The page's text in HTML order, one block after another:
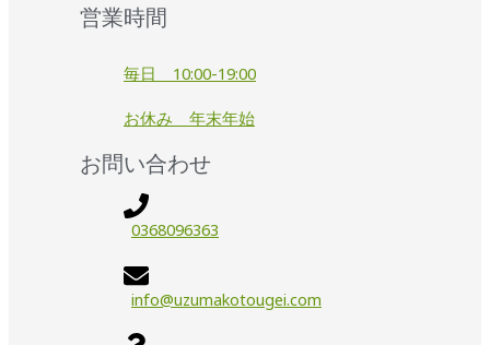
営業時間
毎日 10:00-19:00
お休み 年末年始
お問い合わせ
0368096363
info@uzumakotougei.com